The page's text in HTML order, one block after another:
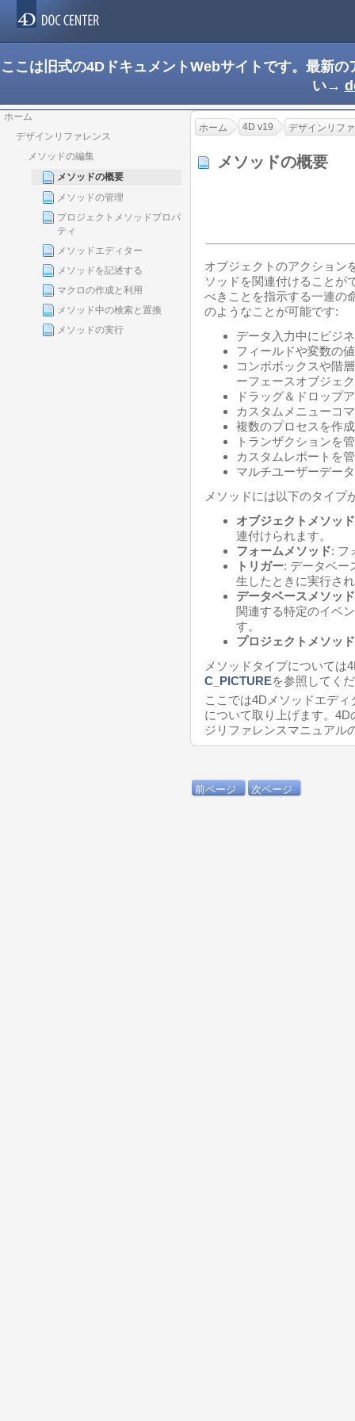
ここは旧式の4DドキュメントWebサイトです。最新
い→
ホーム
デザインリファレンス
メソッドの編集
メソッドの概要
メソッドの管理
プロジェクトメソッドプロパ
ティ
メソッドエディター
メソッドを記述する
マクロの作成と利用
メソッド中の検索と置換
メソッドの実行
ホーム 4D v19 デザインリフ
メソッドの概要
オブジェクトのアクション
ソッドを関連付けることが
べきことを指示する一連の
のようなことが可能です:
データ入力中にビジ
フィールドや変数の
コンボボックスや階
ーフェースオブジェ
ドラッグ＆ドロップ
カスタムメニューコ
複数のプロセスを作
トランザクションを
カスタムレポートを
マルチユーザーデー
メソッドには以下のタイプ
オブジェクトメソッド
連付けられます。
フォームメソッド: フ
トリガー: データベー
生したときに実行さ
データベースメソッド
関連する特定のイベ
す。
プロジェクトメソッド
メソッドタイプについては
C_PICTUREを参照してく
ここでは4Dメソッドエデ
について取り上げます。
ジリファレンスマニュアル
前ページ 次ページ